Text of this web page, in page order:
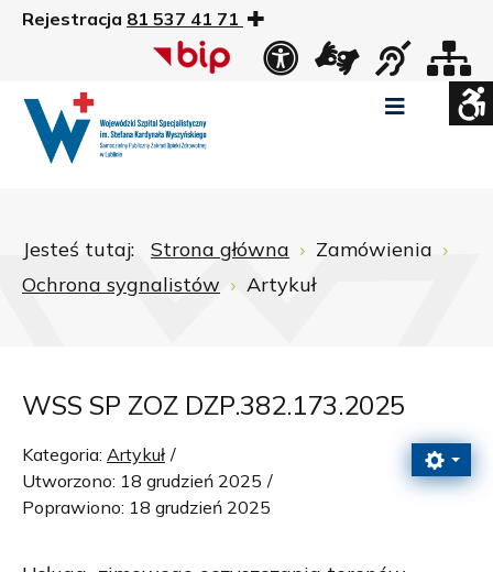
Rejestracja 81 537 41 71
Widok
Jesteś tutaj: Strona główna
Zamówienia
Ochrona sygnalistów
Artykuł
WSS SP ZOZ DZP.382.173.2025
Kategoria: Artykuł
Utworzono: 18 grudzień 2025
Poprawiono: 18 grudzień 2025